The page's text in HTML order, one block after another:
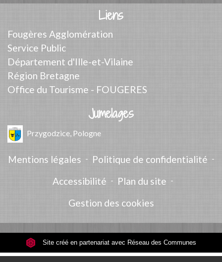
Liens
Fougères Agglomération
Service Public
Département d'Ille-et-Vilaine
Région Bretagne
Office du Tourisme - FOUGERES
Jumelages
Przygodzice, Pologne
Mentions légales - Politique de confidentialité -
Accessibilité - Plan du site -
Gestion des cookies
Site créé en partenariat avec Réseau des Communes